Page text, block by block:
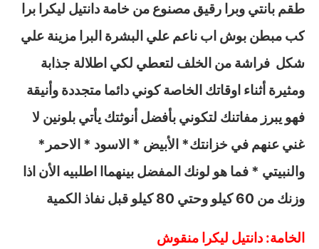
طقم بانتي وبرا رقيق مصنوع من خامة دانتيل ليكرا برا
كب مبطن بوش اب ناعم علي البشرة البرا مزينة علي
شكل فراشة من الخلف لتعطي لكي اطلالة جذابة
ومثيرة أثناء اوقاتك الخاصة كوني دائما متجددة وأنيقة
فهو يبرز مفاتنك لتكوني بأفضل أنوثتك يأتي بلونين لا
غني عنهم في خزانتك* الأبيض * الاسود * الاحمر*
والنبيتي * فما هو لونك المفضل بينهماا اطلبيه الأن اذا
وزنك من 60 كيلو وحتي 80 كيلو قبل نفاذ الكمية
الخامة: دانتيل ليكرا منقوش